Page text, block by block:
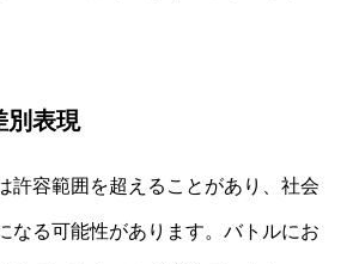
別表現
許容範囲を超えることがあり、社会
なる可能性があります。バトルにお